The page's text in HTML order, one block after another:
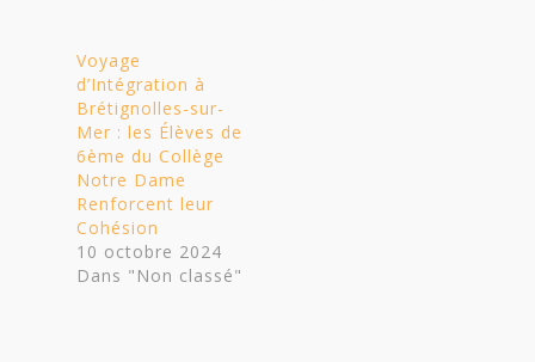
Voyage
d’Intégration à
Brétignolles-sur-
Mer : les Élèves de
6ème du Collège
Notre Dame
Renforcent leur
Cohésion
10 octobre 2024
Dans "Non classé"